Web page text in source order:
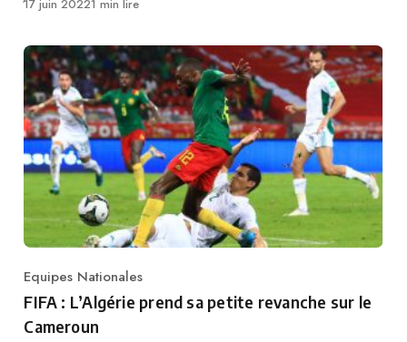
17 juin 20221 min lire
Category
Equipes Nationales
FIFA : L’Algérie prend sa petite revanche sur le
Cameroun